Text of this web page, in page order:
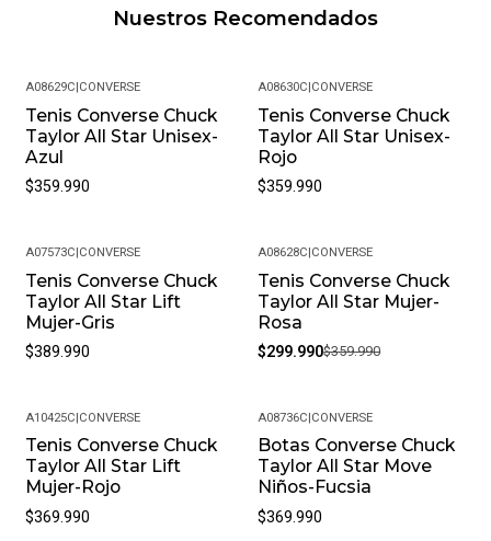
Nuestros Recomendados
A08629C|CONVERSE
Tenis Converse Chuck
Taylor All Star Unisex-
Azul
$359.990
A08630C|CONVERSE
Tenis Converse Chuck
Taylor All Star Unisex-
Rojo
$359.990
A07573C|CONVERSE
Tenis Converse Chuck
Taylor All Star Lift
Mujer-Gris
$389.990
-17%
A08628C|CONVERSE
Tenis Converse Chuck
Taylor All Star Mujer-
Rosa
$299.990$359.990
A10425C|CONVERSE
Tenis Converse Chuck
Taylor All Star Lift
Mujer-Rojo
$369.990
A08736C|CONVERSE
Botas Converse Chuck
Taylor All Star Move
Niños-Fucsia
$369.990